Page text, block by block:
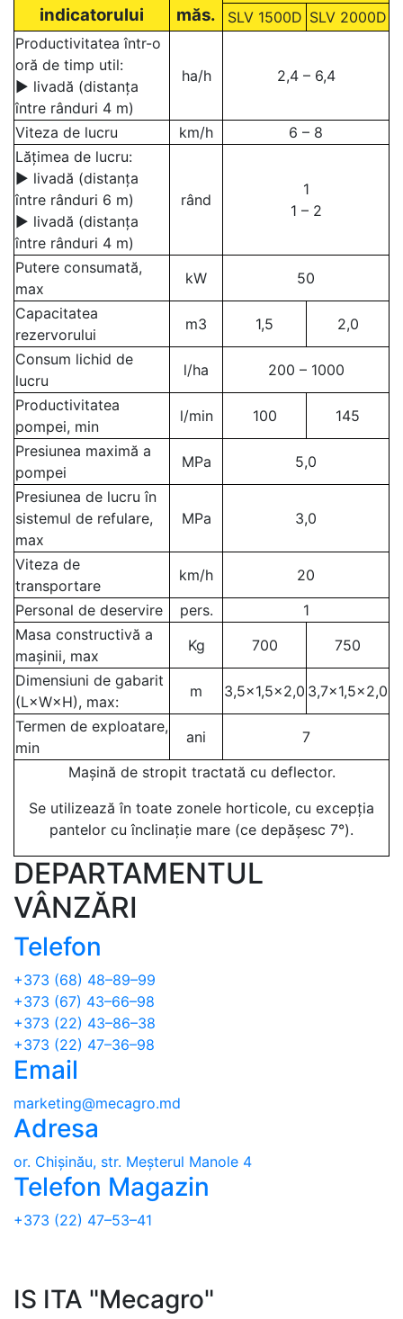
indicatorului
măs.
SLV 1500D SLV 2000D
Productivitatea într-o
oră de timp util:
▶ livadă (distanța
între rânduri 4 m)
ha/h 2,4 – 6,4
Viteza de lucru km/h
6 – 8
Lățimea de lucru:
▶ livadă (distanța
între rânduri 6 m)
▶ livadă (distanța
între rânduri 4 m)
rând
1
1 – 2
Putere consumată,
max
kW
50
Capacitatea
rezervorului
m3 1,5
2,0
Consum lichid de
lucru
l/ha
200 – 1000
Productivitatea
pompei, min
l/min 100
145
Presiunea maximă a
pompei
MPa
5,0
Presiunea de lucru în
sistemul de refulare,
max
MPa 3,0
Viteza de
transportare
km/h
20
Personal de deservire
pers.
1
Masa constructivă a
mașinii, max
Kg 700
750
Dimensiuni de gabarit
(L×W×H), max:
m 3,5×1,5×2,0 3,7×1,5×2,0
Termen de exploatare,
min
ani
7
Mașină de stropit tractată сu deflector.
Se utilizează în toate zonele horticole, cu excepția
pantelor cu înclinație mare (ce depășesc 7°).
DEPARTAMENTUL
VÂNZĂRI
Telefon
+373 (68) 48–89–99
+373 (67) 43–66–98
+373 (22) 43–86–38
+373 (22) 47–36–98
Email
marketing@mecagro.md
Adresa
or. Chișinău, str. Meșterul Manole 4
Telefon Magazin
+373 (22) 47–53–41
IS ITA "Mecagro"